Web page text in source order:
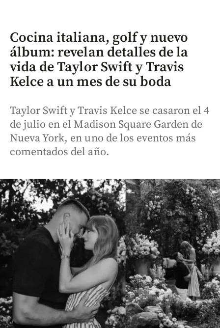
Cocina italiana, golf y nuevo
álbum: revelan detalles de la
vida de Taylor Swift y Travis
Kelce a un mes de su boda
Taylor Swift y Travis Kelce se casaron el 4
de julio en el Madison Square Garden de
Nueva York, en uno de los eventos más
comentados del año.